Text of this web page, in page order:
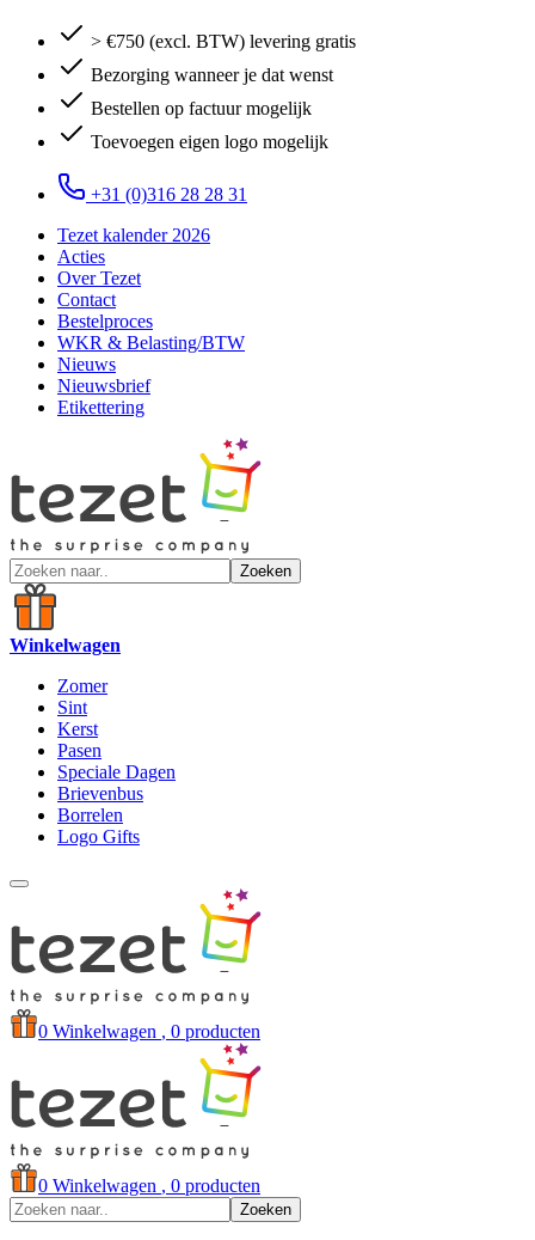
> €750 (excl. BTW) levering gratis
Bezorging wanneer je dat wenst
Bestellen op factuur mogelijk
Toevoegen eigen logo mogelijk
+31 (0)316 28 28 31
Tezet kalender 2026
Acties
Over Tezet
Contact
Bestelproces
WKR & Belasting/BTW
Nieuws
Nieuwsbrief
Etikettering
Zoeken
Winkelwagen
Zomer
Sint
Kerst
Pasen
Speciale Dagen
Brievenbus
Borrelen
Logo Gifts
0 Winkelwagen , 0 producten
0 Winkelwagen , 0 producten
Zoeken